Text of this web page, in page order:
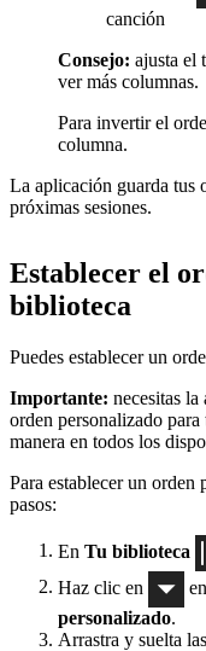
canción
Consejo: ajusta el
ver más columnas.
Para invertir el
columna.
La aplicación guarda tus
próximas sesiones.
Establecer el
biblioteca
Puedes establecer un
Importante: necesitas
orden personalizado para
manera en todos los
Para establecer un orden
pasos:
En Tu biblioteca
Haz clic en
personalizado.
Arrastra y suelta